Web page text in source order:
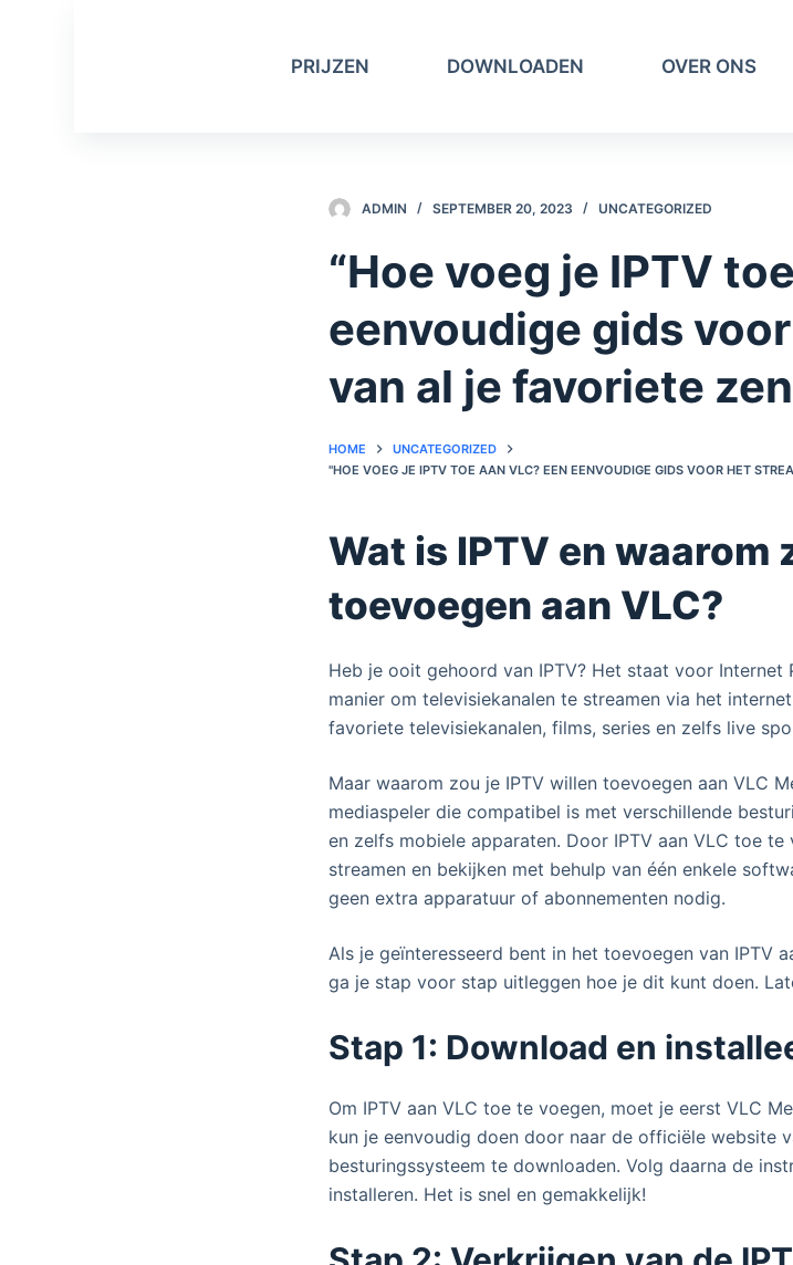
PRIJZEN DOWNLOADEN OVER ONS
ADMIN SEPTEMBER 20, 2023 UNCATEGORIZED
“Hoe voeg je IPTV
eenvoudige gids
van al je favoriete
HOME
UNCATEGORIZED
"HOE VOEG JE IPTV TOE AAN VLC? EEN EENVOUDIGE GIDS VOOR HET
Wat is IPTV en waarom
toevoegen aan VLC?
Heb je ooit gehoord van IPTV? Het staat voor
manier om televisiekanalen te streamen via het
favoriete televisiekanalen, films, series en zelfs live
Maar waarom zou je IPTV willen toevoegen aan VLC
mediaspeler die compatibel is met verschillende
en zelfs mobiele apparaten. Door IPTV aan VLC toe
streamen en bekijken met behulp van één enkele
geen extra apparatuur of abonnementen nodig.
Als je geïnteresseerd bent in het toevoegen van IPTV
ga je stap voor stap uitleggen hoe je dit kunt doen.
Stap 1: Download en
Om IPTV aan VLC toe te voegen, moet je eerst VLC
kun je eenvoudig doen door naar de officiële website
besturingssysteem te downloaden. Volg daarna de
installeren. Het is snel en gemakkelijk!